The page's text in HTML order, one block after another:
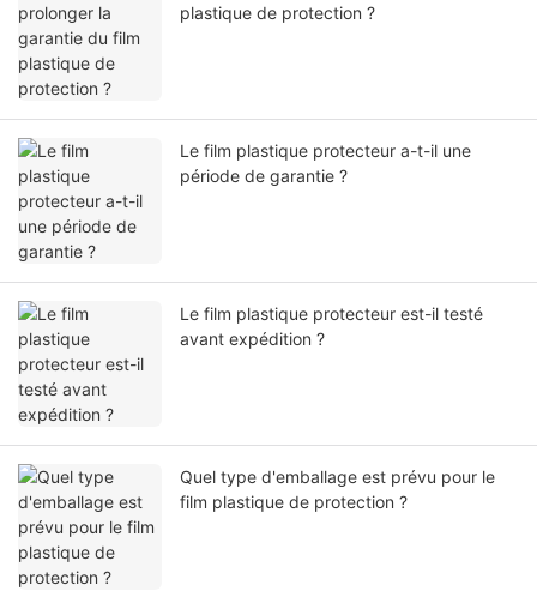
plastique de protection ?
Le film plastique protecteur a-t-il une
période de garantie ?
Le film plastique protecteur est-il testé
avant expédition ?
Quel type d'emballage est prévu pour le
film plastique de protection ?